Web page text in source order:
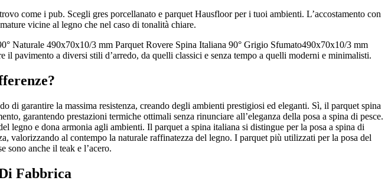
come i pub. Scegli gres porcellanato e parquet Hausfloor per i tuoi ambienti. L’accostamento con
vicine al legno che nel caso di tonalità chiare.
Naturale 490x70x10/3 mm Parquet Rovere Spina Italiana 90° Grigio Sfumato490x70x10/3 mm
pavimento a diversi stili d’arredo, da quelli classici e senza tempo a quelli moderni e minimalisti.
garantire la massima resistenza, creando degli ambienti prestigiosi ed eleganti. Sì, il parquet spina
garantendo prestazioni termiche ottimali senza rinunciare all’eleganza della posa a spina di pesce.
legno e dona armonia agli ambienti. Il parquet a spina italiana si distingue per la posa a spina di
valorizzando al contempo la naturale raffinatezza del legno. I parquet più utilizzati per la posa del
sono anche il teak e l’acero.
Fabbrica